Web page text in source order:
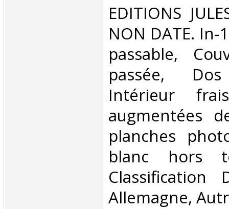
‎EDITIONS
NON DATE. In-
passable,
passée,
Intérieur
augmentées
planches
blanc
Classification
Allemagne,